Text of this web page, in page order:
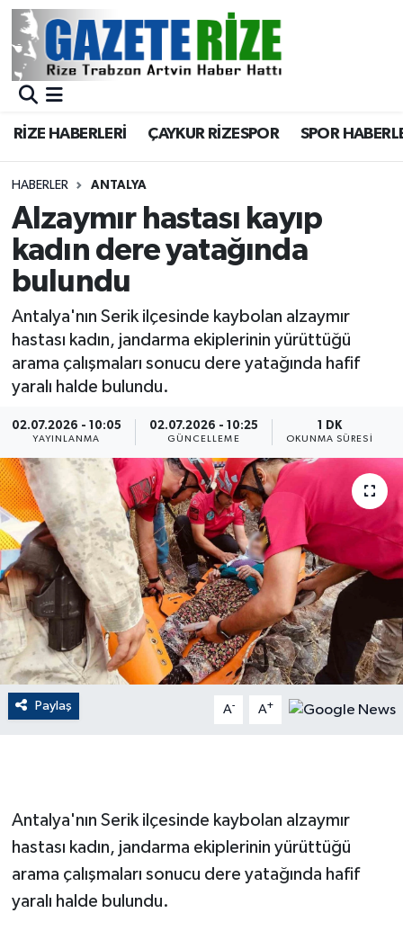
RİZE HABERLERİ ÇAYKUR RİZESPOR SPOR
HABERLER ANTALYA
Alzaymır hastası kayıp
kadın dere yatağında
bulundu
Antalya'nın Serik ilçesinde kaybolan alzaymır
hastası kadın, jandarma ekiplerinin yürüttüğü
arama çalışmaları sonucu dere yatağında hafif
yaralı halde bulundu.
02.07.2026 - 10:05
YAYINLANMA
02.07.2026 - 10:25
GÜNCELLEME
1 DK
OKUNMA SÜRESI
Paylaş A- A+
Antalya'nın Serik ilçesinde kaybolan alzaymır
hastası kadın, jandarma ekiplerinin yürüttüğü
arama çalışmaları sonucu dere yatağında hafif
yaralı halde bulundu.
BÖLGEMİZ
Asayiş
Rize Jandarma Komutanlığı
Bilim Teknoloji
Advertising news
Canlı Maç
ÇEVRE
Dış Haberler
Dünya
EĞİTİM
EKONOMİ
English News
Finans
GENEL
GÜNDEM
Merkez Nöbetçi Eczaneler
Merkez Trafik Yoğunluk Haritası
Süper Lig Puan Durumu ve Fikstür
Tüm Manşetler
Haber Arşivi